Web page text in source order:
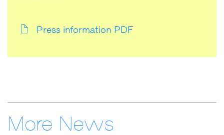
Press information PDF
More News